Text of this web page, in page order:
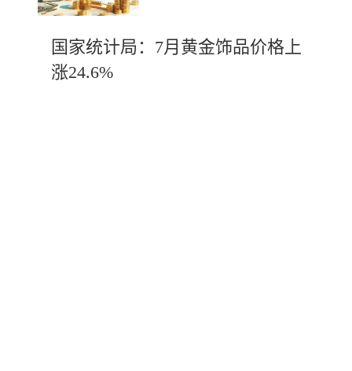
国家统计局：7月黄金饰品价格上
涨24.6%